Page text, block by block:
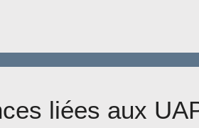
liées aux